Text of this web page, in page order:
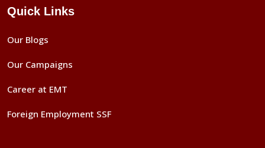
Quick Links
Our Blogs
Our Campaigns
Career at EMT
Foreign Employment SSF